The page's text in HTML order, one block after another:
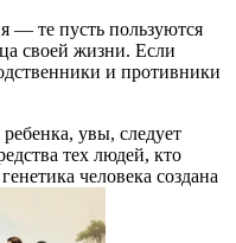
— те пусть пользуются
своей жизни. Если
и противники
увы, следует
тех людей, кто
человека создана